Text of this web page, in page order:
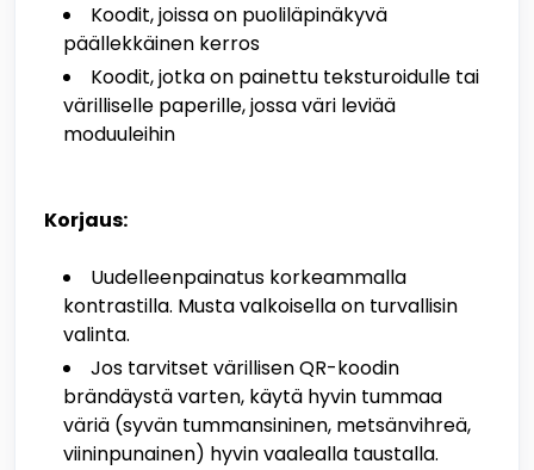
Koodit, joissa on puoliläpinäkyvä
päällekkäinen kerros
Koodit, jotka on painettu teksturoidulle tai
värilliselle paperille, jossa väri leviää
moduuleihin
Korjaus:
Uudelleenpainatus korkeammalla
kontrastilla. Musta valkoisella on turvallisin
valinta.
Jos tarvitset värillisen QR-koodin
brändäystä varten, käytä hyvin tummaa
väriä (syvän tummansininen, metsänvihreä,
viininpunainen) hyvin vaalealla taustalla.